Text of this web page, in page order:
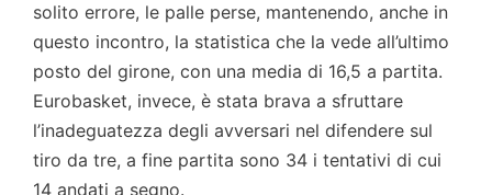
solito errore, le palle perse, mantenendo, anche in
questo incontro, la statistica che la vede all’ultimo
posto del girone, con una media di 16,5 a partita.
Eurobasket, invece, è stata brava a sfruttare
l’inadeguatezza degli avversari nel difendere sul
tiro da tre, a fine partita sono 34 i tentativi di cui
14 andati a segno.